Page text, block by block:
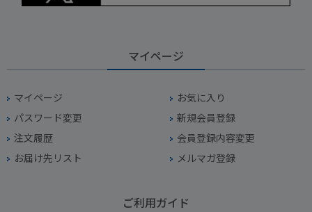
マイページ
マイページ
お気に入り
パスワード変更
新規会員登録
注文履歴
会員登録内容変更
お届け先リスト
メルマガ登録
ご利用ガイド